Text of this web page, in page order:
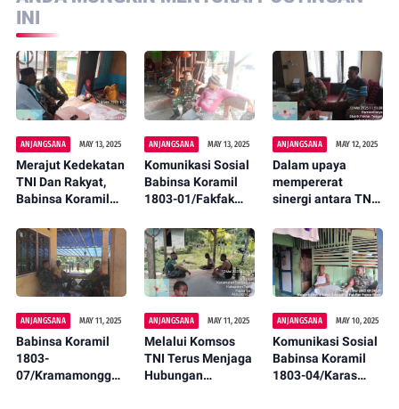
INI
ANJANGSANA MAY 13, 2025
Merajut Kedekatan
TNI Dan Rakyat,
Babinsa Koramil
Berkala Melakukan
Komsos
ANJANGSANA MAY 13, 2025
Komunikasi Sosial
Babinsa Koramil
1803-01/Fakfak
TNI Bersama
Tokoh Masyarakat.
ANJANGSANA MAY 12, 2025
Dalam upaya
mempererat
sinergi antara TNI
Babinsa Koramil
1803-01/Fakfak
menggelar
kegiatan
Komunikasi Sosial
(Komsos)
ANJANGSANA MAY 11, 2025
Babinsa Koramil
1803-
07/Kramamongga
ANJANGSANA MAY 11, 2025
Melalui Komsos
TNI Terus Menjaga
Hubungan
ANJANGSANA MAY 10, 2025
Komunikasi Sosial
Babinsa Koramil
1803-04/Karas